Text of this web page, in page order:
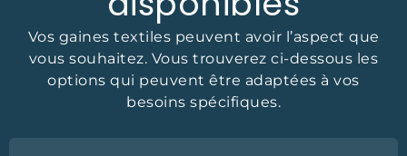
Vos gaines textiles peuvent avoir l’aspect que
vous souhaitez. Vous trouverez ci-dessous les
options qui peuvent être adaptées à vos
besoins spécifiques.